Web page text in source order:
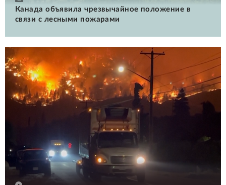
Канада объявила чрезвычайное положение в
связи с лесными пожарами